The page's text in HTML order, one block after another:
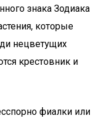
знака Зодиака
которые
нецветущих
крестовник и
фиалки или